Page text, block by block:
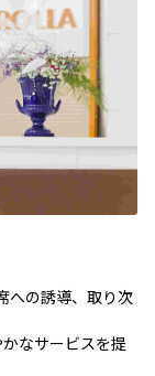
への誘導、取り次
なサービスを提